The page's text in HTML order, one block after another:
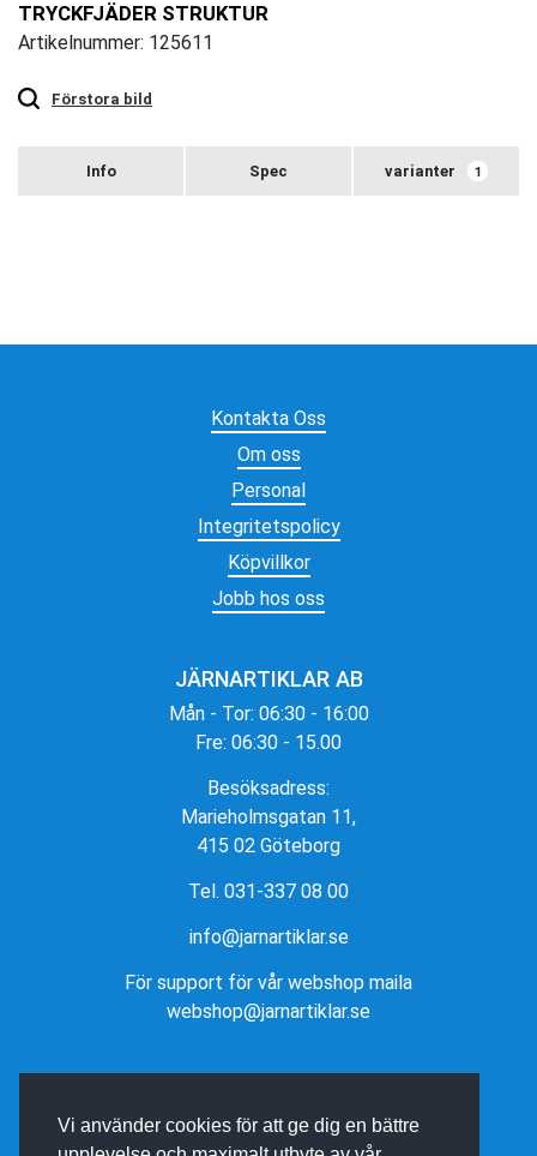
Vi använder cookies för att ge dig en bättre
TRYCKFJÄDER STRUKTUR
Artikelnummer: 125611
Förstora bild
zoom
varianter 1
Kontakta Oss
Om oss
Personal
Integritetspolicy
Köpvillkor
Jobb hos oss
JÄRNARTIKLAR AB
Mån - Tor: 06:30 - 16:00
Fre: 06:30 - 15.00
Besöksadress:
Marieholmsgatan 11,
415 02 Göteborg
Tel. 031-337 08 00
info@jarnartiklar.se
För support för vår webshop maila
webshop@jarnartiklar.se